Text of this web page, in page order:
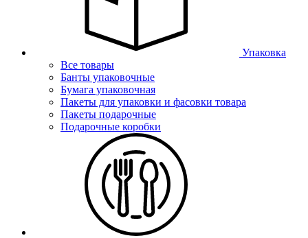
Упаковка
Все товары
Банты упаковочные
Бумага упаковочная
Пакеты для упаковки и фасовки товара
Пакеты подарочные
Подарочные коробки